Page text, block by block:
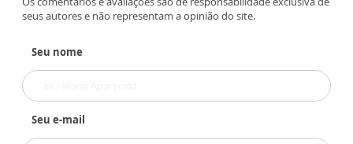
seus autores e não representam a opinião do site.
Seu nome
Seu e-mail